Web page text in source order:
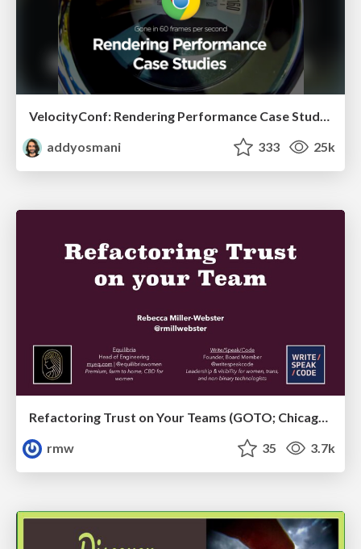
VelocityConf: Rendering Performance Case Studies
addyosmani
333 25k
Refactoring Trust on Your Teams (GOTO; Chicago 2020)
rmw
35 3.7k